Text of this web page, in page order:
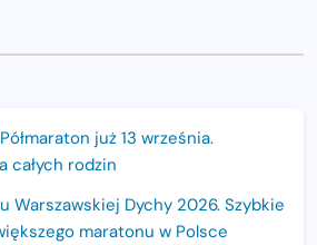
już 13 września.
całych rodzin
Warszawskiej Dychy 2026. Szybkie
maratonu w Polsce